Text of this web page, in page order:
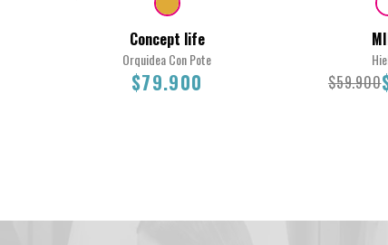
Concept life
Orquidea Con Pote
$79.900 $59.900